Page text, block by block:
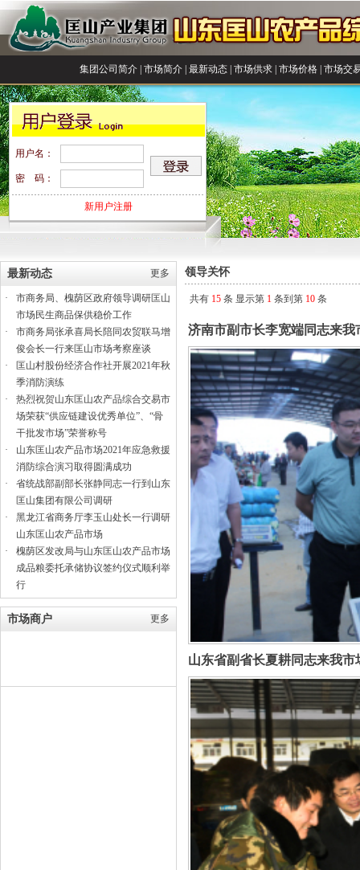
用户名：
密 码：
新用户注册
集团公司简介 市场简介 最新动态 市场供求 市场价格 市场交
最新动态 更多
·
市商务局、槐荫区政府领导调研匡山
市场民生商品保供稳价工作
·
市商务局张承喜局长陪同农贸联马增
俊会长一行来匡山市场考察座谈
·
匡山村股份经济合作社开展2021年秋
季消防演练
·
热烈祝贺山东匡山农产品综合交易市
场荣获“供应链建设优秀单位”、“骨
干批发市场”荣誉称号
·
山东匡山农产品市场2021年应急救援
消防综合演习取得圆满成功
·
省统战部副部长张静同志一行到山东
匡山集团有限公司调研
·
黑龙江省商务厅李玉山处长一行调研
山东匡山农产品市场
·
槐荫区发改局与山东匡山农产品市场
成品粮委托承储协议签约仪式顺利举
行
市场商户 更多
领导关怀
共有 15 条 显示第 1 条到第 10 条
济南市副市长李宽端同志来我
山东省副省长夏耕同志来我市